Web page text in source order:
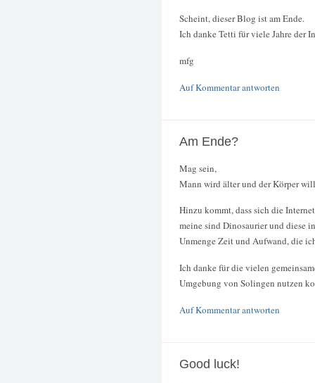
Scheint, dieser Blog ist am Ende.
Ich danke Tetti für viele Jahre der
mfg
Auf Kommentar antworten
Am Ende?
Mag sein,
Mann wird älter und der Körper
Hinzu kommt, dass sich die
meine sind Dinosaurier und diese
Unmenge Zeit und Aufwand, die
Ich danke für die vielen
Umgebung von Solingen nutzen
Auf Kommentar antworten
Good luck!